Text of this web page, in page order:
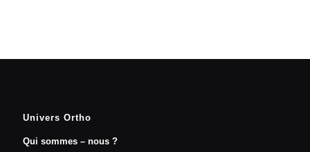
Univers Ortho
Qui sommes – nous ?